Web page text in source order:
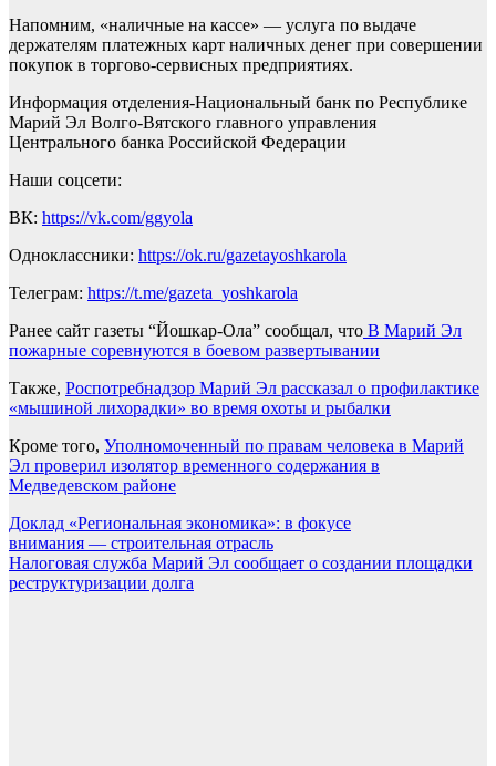
Напомним, «наличные на кассе» — услуга по выдаче
держателям платежных карт наличных денег при совершении
покупок в торгово-сервисных предприятиях.
Информация отделения-Национальный банк по Республике
Марий Эл Волго-Вятского главного управления
Центрального банка Российской Федерации
Наши соцсети:
ВК: https://vk.com/ggyola
Одноклассники: https://ok.ru/gazetayoshkarola
Телеграм: https://t.me/gazeta_yoshkarola
Ранее сайт газеты “Йошкар-Ола” сообщал, что В Марий Эл
пожарные соревнуются в боевом развертывании
Также, Роспотребнадзор Марий Эл рассказал о профилактике
«мышиной лихорадки» во время охоты и рыбалки
Кроме того, Уполномоченный по правам человека в Марий
Эл проверил изолятор временного содержания в
Медведевском районе
Навигация
по
записям
Доклад «Региональная экономика»: в фокусе
внимания — строительная отрасль
Налоговая служба Марий Эл сообщает о создании площадки
реструктуризации долга